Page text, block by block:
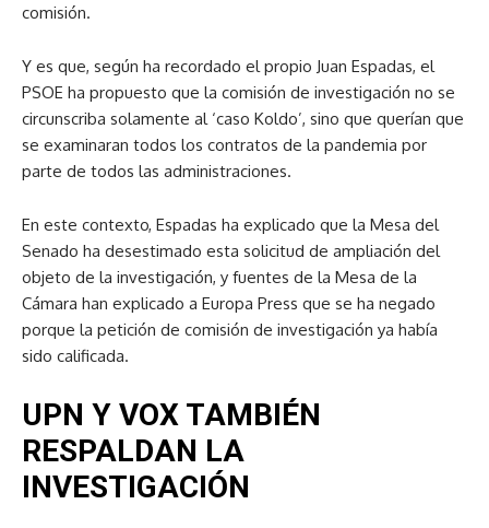
comisión.
Y es que, según ha recordado el propio Juan Espadas, el
PSOE ha propuesto que la comisión de investigación no se
circunscriba solamente al ‘caso Koldo’, sino que querían que
se examinaran todos los contratos de la pandemia por
parte de todos las administraciones.
En este contexto, Espadas ha explicado que la Mesa del
Senado ha desestimado esta solicitud de ampliación del
objeto de la investigación, y fuentes de la Mesa de la
Cámara han explicado a Europa Press que se ha negado
porque la petición de comisión de investigación ya había
sido calificada.
UPN Y VOX TAMBIÉN
RESPALDAN LA
INVESTIGACIÓN